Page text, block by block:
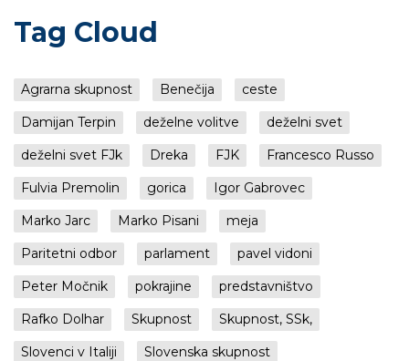
Tag Cloud
Agrarna skupnost Benečija
ceste
Damijan Terpin
deželne volitve
deželni svet
deželni svet FJk
Dreka FJK
Francesco Russo
Fulvia Premolin
gorica
Igor Gabrovec
Marko Jarc
Marko Pisani
meja
Paritetni odbor
parlament
pavel vidoni
Peter Močnik
pokrajine
predstavništvo
Rafko Dolhar
Skupnost
Skupnost, SSk,
Slovenci v Italiji
Slovenska skupnost